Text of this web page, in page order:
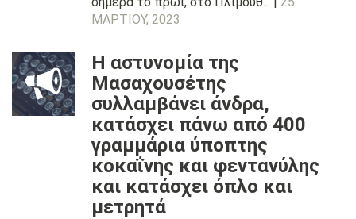
ΜΑΡΤΊΟΥ, 2023
Η αστυνομία της
Μασαχουσέτης
συλλαμβάνει άνδρα,
κατάσχει πάνω από 400
γραμμάρια ύποπτης
κοκαΐνης και φεντανύλης
και κατάσχει όπλο και
μετρητά